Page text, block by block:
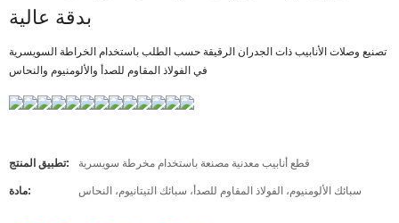
بدقة عالية
تصنيع وصلات الأنابيب ذات الجدران الرقيقة حسب الطلب باستخدام الخراطة السويسرية
في الفولاذ المقاوم للصدأ والألومنيوم والنحاس
تطبيق المنتج: قطع أنابيب معدنية مصنعة باستخدام مخرطة سويسرية
مادة: سبائك الألومنيوم، الفولاذ المقاوم للصدأ، سبائك التيتانيوم، النحاس